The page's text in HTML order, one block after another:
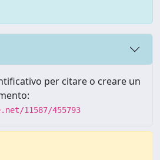
per citare o creare un
11587/455793